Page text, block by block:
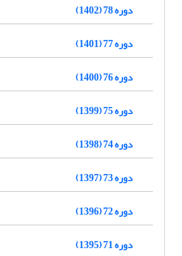
دوره 78 (1402)
دوره 77 (1401)
دوره 76 (1400)
دوره 75 (1399)
دوره 74 (1398)
دوره 73 (1397)
دوره 72 (1396)
دوره 71 (1395)